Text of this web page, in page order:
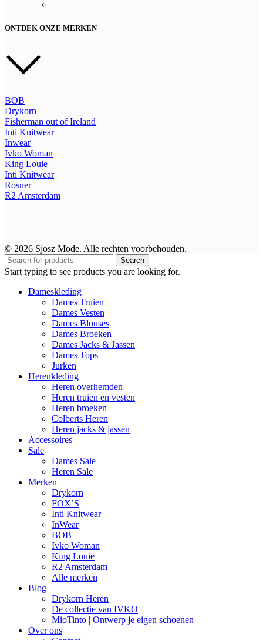
ONTDEK ONZE MERKEN
BOB
Drykorn
Fisherman out of Ireland
Inti Knitwear
Inwear
Ivko Woman
King Louie
Inti Knitwear
Rosner
R2 Amsterdam
© 2026 Sjosz Mode. Alle rechten voorbehouden.
Search
Start typing to see products you are looking for.
Dameskleding
Dames Truien
Dames Vesten
Dames Blouses
Dames Broeken
Dames Jacks & Jassen
Dames Tops
Jurken
Herenkleding
Heren overhemden
Heren truien en vesten
Heren broeken
Colberts Heren
Heren jacks & jassen
Accessoires
Sale
Dames Sale
Heren Sale
Merken
Drykorn
FOX’S
Inti Knitwear
InWear
BOB
Ivko Woman
King Louie
R2 Amsterdam
Alle merken
Blog
Drykorn Heren
De collectie van IVKO
MioTinto | Ontwerp je eigen schoenen
Over ons